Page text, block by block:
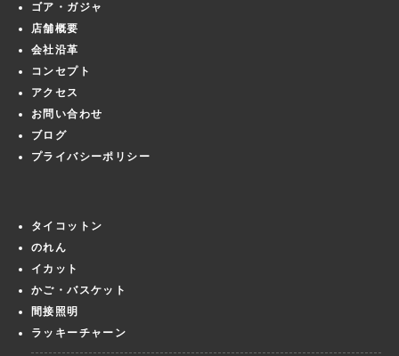
ゴア・ガジャ
店舗概要
会社沿革
コンセプト
アクセス
お問い合わせ
ブログ
プライバシーポリシー
タイコットン
のれん
イカット
かご・バスケット
間接照明
ラッキーチャーン